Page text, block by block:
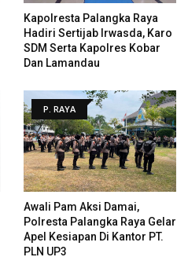
Kapolresta Palangka Raya
Hadiri Sertijab Irwasda, Karo
SDM Serta Kapolres Kobar
Dan Lamandau
P. RAYA
Awali Pam Aksi Damai,
Polresta Palangka Raya Gelar
Apel Kesiapan Di Kantor PT.
PLN UP3